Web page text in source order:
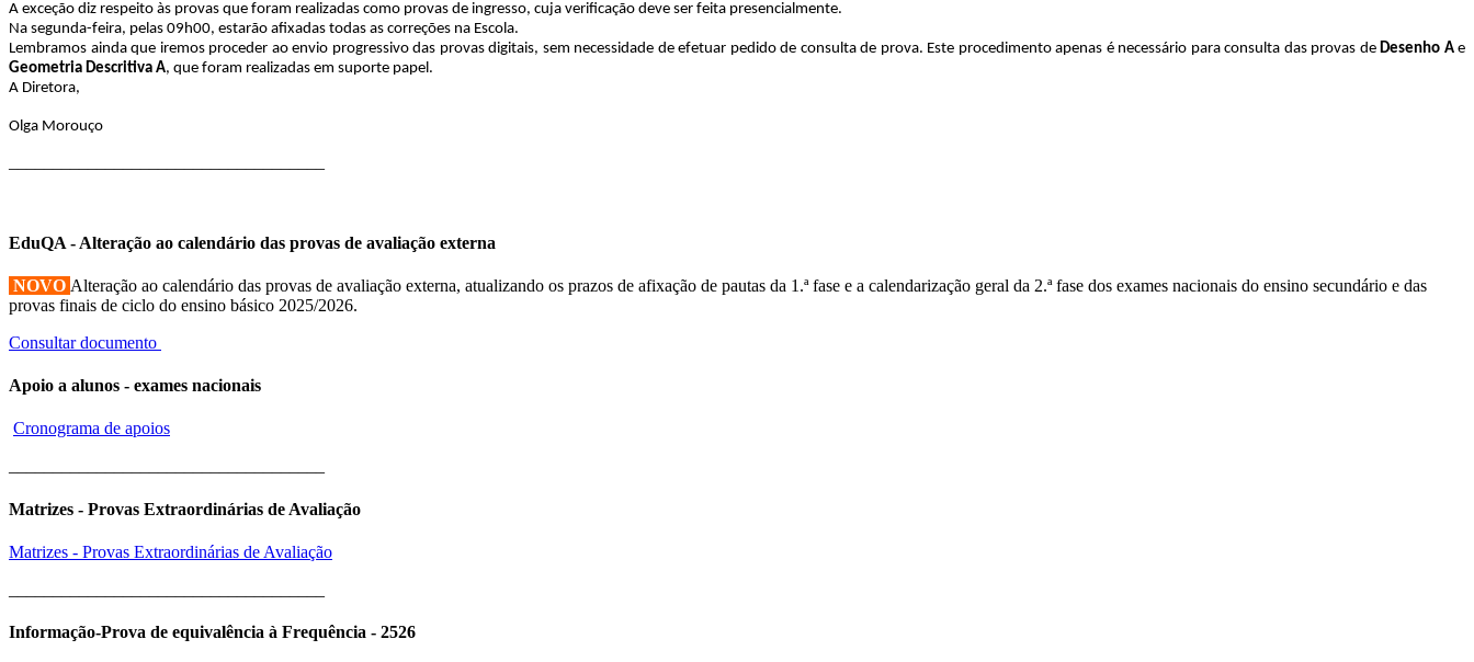
A exceção diz respeito às provas que foram realizadas como provas de ingresso, cuja verificação deve ser feita presencialmente.
Na segunda-feira, pelas 09h00, estarão afixadas todas as correções na Escola.
Lembramos ainda que iremos proceder ao envio progressivo das provas digitais, sem necessidade de efetuar pedido de consulta de prova. Este procedimento apenas é necessário para consulta das provas de Desenho Ae
Geometria Descritiva A, que foram realizadas em suporte papel.
A Diretora,
Olga Morouço
EduQA - Alteração ao calendário das provas de avaliação externa
NOVO Alteração ao calendário das provas de avaliação externa, atualizando os prazos de afixação de pautas da 1.ª fase e a calendarização geral da 2.ª fase dos exames nacionais do ensino secundário e das
provas finais de ciclo do ensino básico 2025/2026.
Consultar documento
Apoio a alunos - exames nacionais
Cronograma de apoios
Matrizes - Provas Extraordinárias de Avaliação
Matrizes - Provas Extraordinárias de Avaliação
Informação-Prova de equivalência à Frequência - 2526